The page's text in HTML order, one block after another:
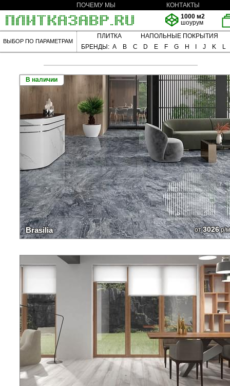
ПОЧЕМУ МЫ
КОНТАКТЫ
1000 м2
шоурум
ВЫБОР ПО ПАРАМЕТРАМ
ПЛИТКА
НАПОЛЬНЫЕ ПОКРЫТИЯ
БРЕНДЫ: A B C D E F G H J K L
В наличии
Brasilia от3026р/